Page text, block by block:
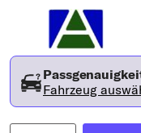
Fahrzeug